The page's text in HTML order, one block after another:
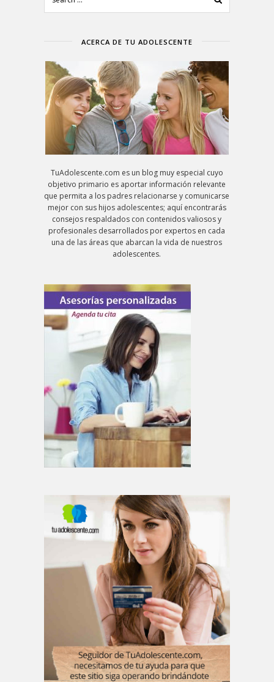
ACERCA DE TU ADOLESCENTE
TuAdolescente.com es un blog muy especial cuyo
objetivo primario es aportar información relevante
que permita a los padres relacionarse y comunicarse
mejor con sus hijos adolescentes; aquí encontrarás
consejos respaldados con contenidos valiosos y
profesionales desarrollados por expertos en cada
una de las áreas que abarcan la vida de nuestros
adolescentes.